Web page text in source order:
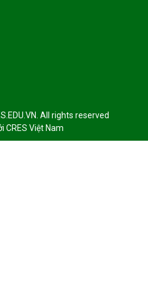
All rights reserved
CRES Việt Nam